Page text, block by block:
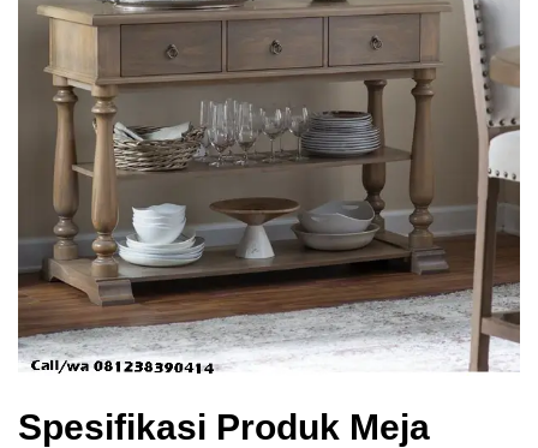
Spesifikasi Produk Meja